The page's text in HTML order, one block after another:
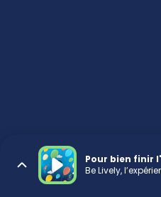
Pour bien finir
Be Lively,